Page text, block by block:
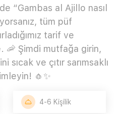
“Gambas al Ajillo nasıl
tüm püf
tarif ve
🦐 Şimdi mutfağa girin,
sıcak ve çıtır sarımsaklı
🧄✨
4-6 Kişilik